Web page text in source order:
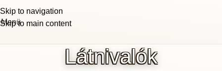
Skip to navigation
Skip to main content
Menü
Látnivalók